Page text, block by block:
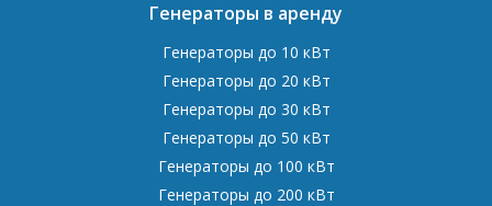
Генераторы в аренду
Генераторы до 10 кВт
Генераторы до 20 кВт
Генераторы до 30 кВт
Генераторы до 50 кВт
Генераторы до 100 кВт
Генераторы до 200 кВт